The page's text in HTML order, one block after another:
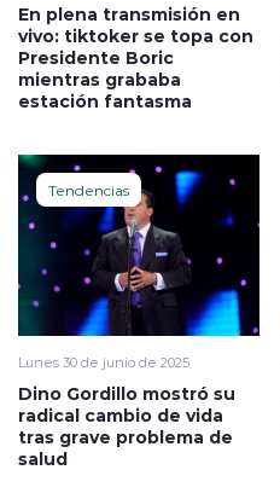
En plena transmisión en
vivo: tiktoker se topa con
Presidente Boric
mientras grababa
estación fantasma
Tendencias
Lunes 30 de junio de 2025
Dino Gordillo mostró su
radical cambio de vida
tras grave problema de
salud